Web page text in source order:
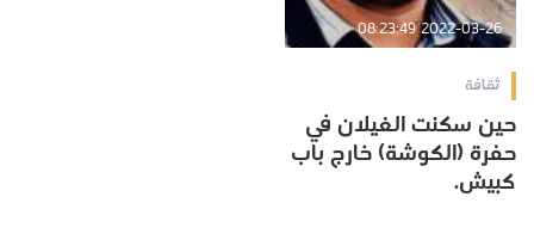
2022-03-26 08:23:49
ثقافة
حين سكنت الغيلان في
حفرة (الكوشة) خارج باب
كبيش.